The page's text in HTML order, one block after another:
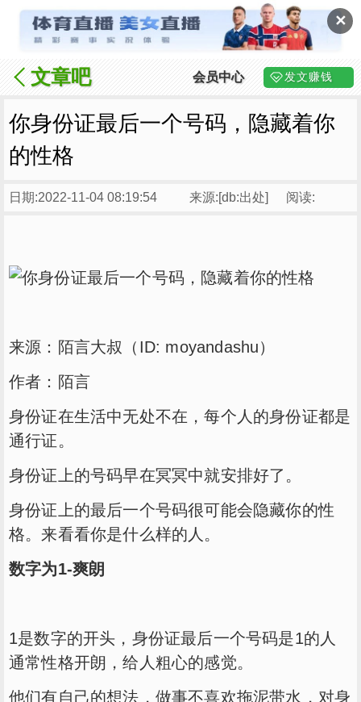
✕
文章吧 会员中心 发文赚钱
你身份证最后一个号码，隐藏着你
的性格
日期:2022-11-04 08:19:54 来源:[db:出处] 阅读:
来源：陌言大叔（ID: moyandashu）
作者：陌言
身份证在生活中无处不在，每个人的身份证都是
通行证。
身份证上的号码早在冥冥中就安排好了。
身份证上的最后一个号码很可能会隐藏你的性
格。来看看你是什么样的人。
数字为1-爽朗
1是数字的开头，身份证最后一个号码是1的人
通常性格开朗，给人粗心的感觉。
他们有自己的想法，做事不喜欢拖泥带水，对身